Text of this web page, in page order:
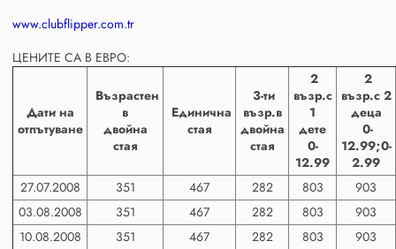
www.clubflipper.com.tr
ЦЕНИТЕ СА В ЕВРО:
Дати на
отпътуване
Възрастен
в
двойна
стая
Единична
стая
3-ти
възр.в
двойна
стая
2
възр.с
1
дете
0-
12.99
2
възр.с 2
деца
0-
12.99;0-
2.99
27.07.2008
351 467 282 803
903
03.08.2008
351 467 282 803
903
10.08.2008
351 467 282 803
903